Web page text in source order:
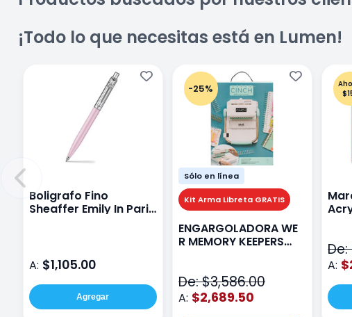
¡Todo lo que necesitas está en Lumen!
Boligrafo Fino
Sheaffer Emily In Paris
A: $1,105.00
Agregar
-25%
Sólo en línea
Kit Arma Libreta GRATIS
ENGARGOLADORA WE
R MEMORY KEEPERS
De: $3,586.00
A: $2,689.50
A: